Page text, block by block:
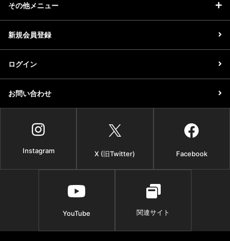
季節の商品
地酒蔵元会WEB展示会 地酒蔵元会利酒会
その他メニュー
新規会員登録
ログイン
お問い合わせ
Instagram X (旧Twitter) Facebook
YouTube 関連サイト